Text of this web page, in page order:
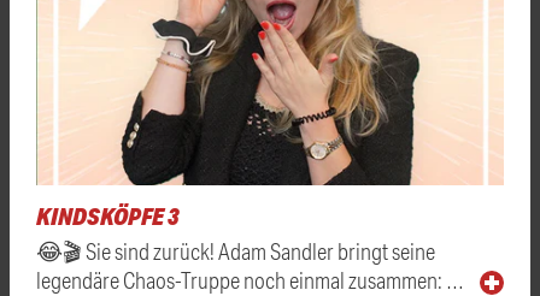
KINDSKÖPFE 3
😂🎬 Sie sind zurück! Adam Sandler bringt seine
legendäre Chaos-Truppe noch einmal zusammen: …